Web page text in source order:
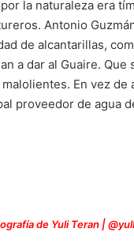
la naturaleza era
Antonio
de alcantarillas,
a dar al Guaire.
En vez
proveedor de agua
de Yuli Teran |